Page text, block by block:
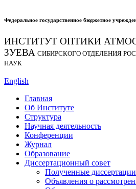
Федеральное государственное бюджетное
ИНСТИТУТ ОПТИКИ
ЗУЕВА СИБИРСКОГО ОТДЕЛЕНИЯ
НАУК
English
Главная
Об Институте
Структура
Научная деятельность
Конференции
Журнал
Образование
Диссертационный совет
Полученные диссертации
Объявления о